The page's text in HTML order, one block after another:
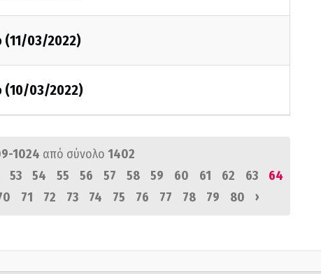
(11/03/2022)
(10/03/2022)
1024 από σύνολο 1402
53 54 55 56 57 58 59 60 61 62 63
64
71 72 73 74 75 76 77 78 79 80 ›